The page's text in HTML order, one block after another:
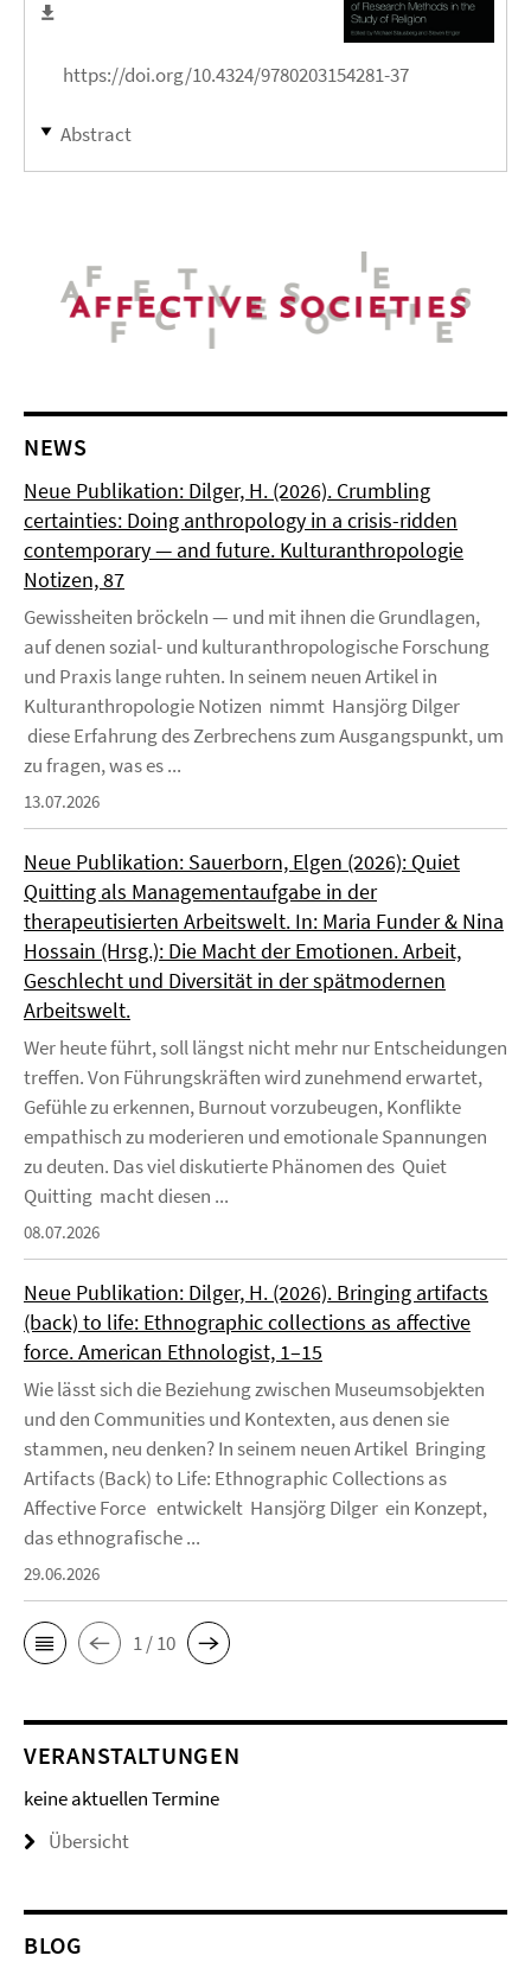
https://doi.org/10.4324/9780203154281-37
Abstract
NEWS
Neue Publikation: Dilger, H. (2026). Crumbling
certainties: Doing anthropology in a crisis-ridden
contemporary — and future. Kulturanthropologie
Notizen, 87
Gewissheiten bröckeln — und mit ihnen die Grundlagen,
auf denen sozial- und kulturanthropologische Forschung
und Praxis lange ruhten. In seinem neuen Artikel in
Kulturanthropologie Notizen nimmt Hansjörg Dilger
diese Erfahrung des Zerbrechens zum Ausgangspunkt, um
zu fragen, was es ...
13.07.2026
Neue Publikation: Sauerborn, Elgen (2026): Quiet
Quitting als Managementaufgabe in der
therapeutisierten Arbeitswelt. In: Maria Funder & Nina
Hossain (Hrsg.): Die Macht der Emotionen. Arbeit,
Geschlecht und Diversität in der spätmodernen
Arbeitswelt.
Wer heute führt, soll längst nicht mehr nur Entscheidungen
treffen. Von Führungskräften wird zunehmend erwartet,
Gefühle zu erkennen, Burnout vorzubeugen, Konflikte
empathisch zu moderieren und emotionale Spannungen
zu deuten. Das viel diskutierte Phänomen des Quiet
Quitting macht diesen ...
08.07.2026
Neue Publikation: Dilger, H. (2026). Bringing artifacts
(back) to life: Ethnographic collections as affective
force. American Ethnologist, 1–15
Wie lässt sich die Beziehung zwischen Museumsobjekten
und den Communities und Kontexten, aus denen sie
stammen, neu denken? In seinem neuen Artikel Bringing
Artifacts (Back) to Life: Ethnographic Collections as
Affective Force entwickelt Hansjörg Dilger ein Konzept,
das ethnografische ...
29.06.2026
1 / 10
VERANSTALTUNGEN
keine aktuellen Termine
Übersicht
BLOG